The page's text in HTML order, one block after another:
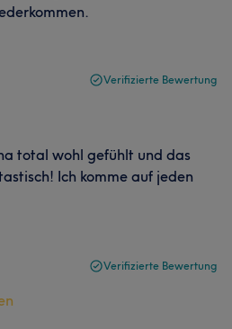
Verifizierte Bewertung
total wohl gefühlt und das
Ich komme auf jeden
Verifizierte Bewertung